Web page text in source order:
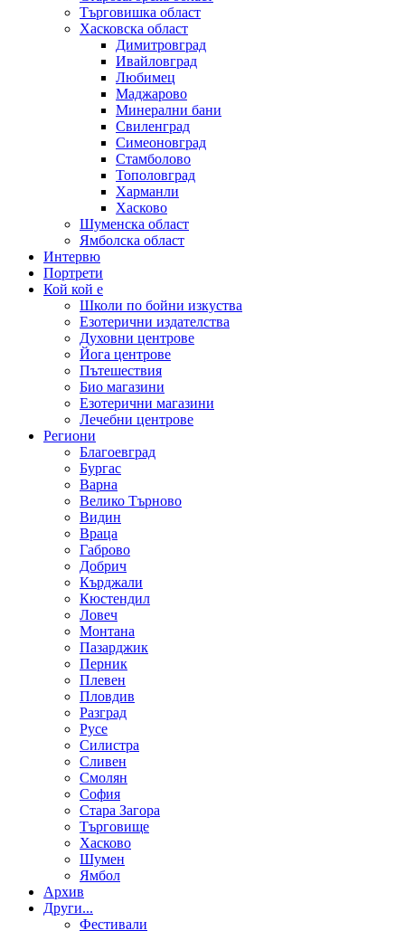
Търговишка област
Хасковска област
Димитровград
Ивайловград
Любимец
Маджарово
Минерални бани
Свиленград
Симеоновград
Стамболово
Тополовград
Харманли
Хасково
Шуменска област
Ямболска област
Интервю
Портрети
Кой кой е
Школи по бойни изкуства
Езотерични издателства
Духовни центрове
Йога центрове
Пътешествия
Био магазини
Езотерични магазини
Лечебни центрове
Региони
Благоевград
Бургас
Варна
Велико Търново
Видин
Враца
Габрово
Добрич
Кърджали
Кюстендил
Ловеч
Монтана
Пазарджик
Перник
Плевен
Пловдив
Разград
Русе
Силистра
Сливен
Смолян
София
Стара Загора
Търговище
Хасково
Шумен
Ямбол
Aрхив
Други...
Фестивали